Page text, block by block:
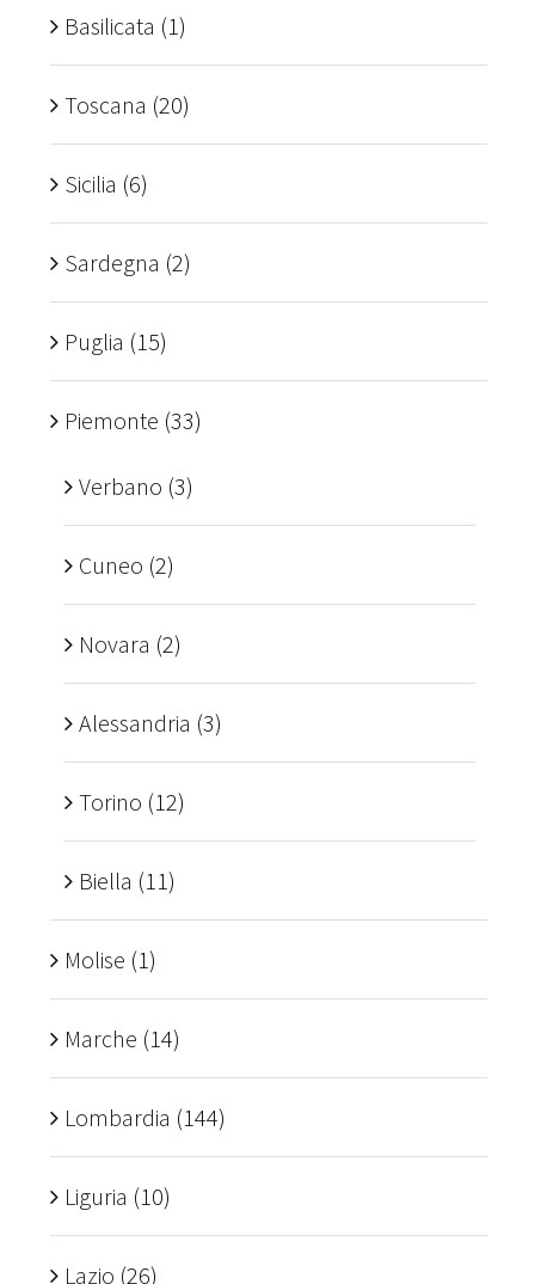
Basilicata (1)
Toscana (20)
Sicilia (6)
Sardegna (2)
Puglia (15)
Piemonte (33)
Verbano (3)
Cuneo (2)
Novara (2)
Alessandria (3)
Torino (12)
Biella (11)
Molise (1)
Marche (14)
Lombardia (144)
Liguria (10)
Lazio (26)